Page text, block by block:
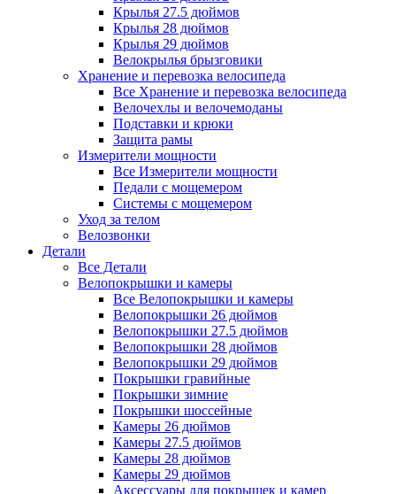
Крылья 27.5 дюймов
Крылья 28 дюймов
Крылья 29 дюймов
Велокрылья брызговики
Хранение и перевозка велосипеда
Все Хранение и перевозка велосипеда
Велочехлы и велочемоданы
Подставки и крюки
Защита рамы
Измерители мощности
Все Измерители мощности
Педали с мощемером
Системы с мощемером
Уход за телом
Велозвонки
Детали
Все Детали
Велопокрышки и камеры
Все Велопокрышки и камеры
Велопокрышки 26 дюймов
Велопокрышки 27.5 дюймов
Велопокрышки 28 дюймов
Велопокрышки 29 дюймов
Покрышки гравийные
Покрышки зимние
Покрышки шоссейные
Камеры 26 дюймов
Камеры 27.5 дюймов
Камеры 28 дюймов
Камеры 29 дюймов
Аксессуары для покрышек и камер